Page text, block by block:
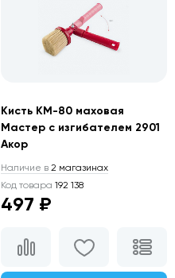
Кисть КМ-80 маховая
Мастер с изгибателем 2901
Акор
Наличие в 2 магазинах
Код товара 192 138
497 ₽